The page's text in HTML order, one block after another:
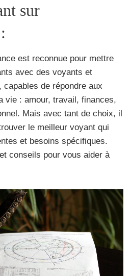
sur
est reconnue pour mettre
avec des voyants et
de répondre aux
vie : amour, travail, finances,
Mais avec tant de choix, il
le meilleur voyant qui
et besoins spécifiques.
conseils pour vous aider à